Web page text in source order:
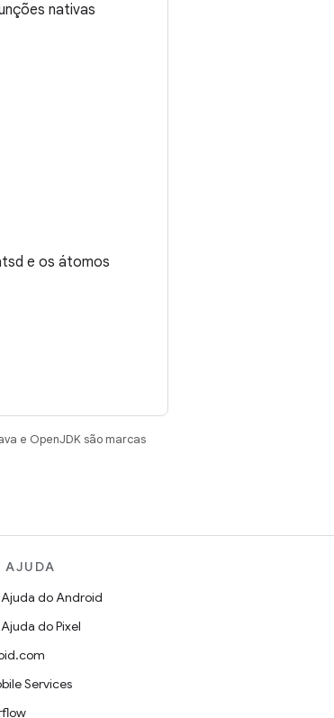
nativas
e os átomos
e OpenJDK são marcas
AJUDA
do Android
do Pixel
Services